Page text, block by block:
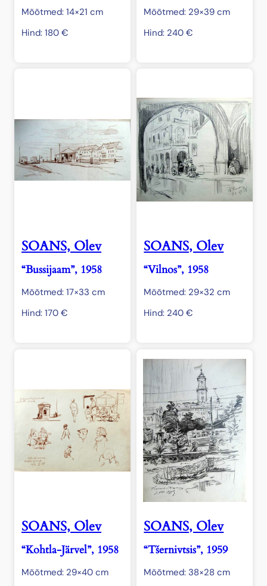
Mõõtmed: 14×21 cm
Hind: 180 €
Mõõtmed: 29×39 cm
Hind: 240€
SOANS, Olev
“Bussijaam”, 1958
Mõõtmed: 17×33 cm
Hind: 170 €
SOANS, Olev
“Vilnos”, 1958
Mõõtmed: 29×32 cm
Hind: 240€
SOANS, Olev
“Kohtla-Järvel”, 1958
Mõõtmed: 29×40 cm
SOANS, Olev
“Tšernivtsis”, 1959
Mõõtmed: 38×28 cm